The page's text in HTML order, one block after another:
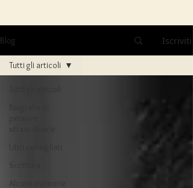
Blog Iscriviti
Tutti gli articoli